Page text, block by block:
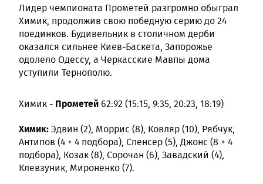
Лидер чемпионата Прометей разгромно обыграл
Химик, продолжив свою победную серию до 24
поединков. Будивельник в столичном дерби
оказался сильнее Киев-Баскета, Запорожье
одолело Одессу, а Черкасские Мавпы дома
уступили Тернополю.
Химик - Прометей 62:92 (15:15, 9:35, 20:23, 18:19)
Химик:Эдвин (2), Моррис (8), Ковляр (10), Рябчук,
Антипов (4 + 4 подбора), Спенсер (5), Джонс (8 + 4
подбора), Козак (8), Сорочан (6), Завадский (4),
Клевзуник, Мироненко (7).